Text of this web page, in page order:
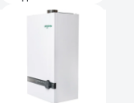
наружной
температуры